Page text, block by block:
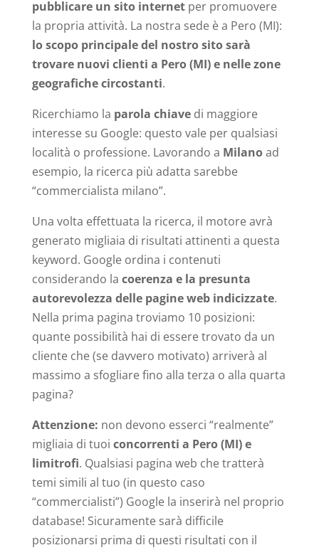
pubblicare un sito internetper promuovere
la propria attività. La nostra sede è a Pero (MI):
lo scopo principale del nostro sito sarà
trovare nuovi clienti a Pero (MI) e nelle zone
geografiche circostanti.
Ricerchiamo la parola chiavedi maggiore
interesse su Google: questo vale per qualsiasi
località o professione. Lavorando a Milanoad
esempio, la ricerca più adatta sarebbe
“commercialista milano”.
Una volta effettuata la ricerca, il motore avrà
generato migliaia di risultati attinenti a questa
keyword. Google ordina i contenuti
considerando la coerenza e la presunta
autorevolezza delle pagine web indicizzate.
Nella prima pagina troviamo 10 posizioni:
quante possibilità hai di essere trovato da un
cliente che (se davvero motivato) arriverà al
massimo a sfogliare fino alla terza o alla quarta
pagina?
Attenzione: non devono esserci “realmente”
migliaia di tuoi concorrenti a Pero (MI) e
limitrofi. Qualsiasi pagina web che tratterà
temi simili al tuo (in questo caso
“commercialisti”) Google la inserirà nel proprio
database! Sicuramente sarà difficile
posizionarsi prima di questi risultati con il